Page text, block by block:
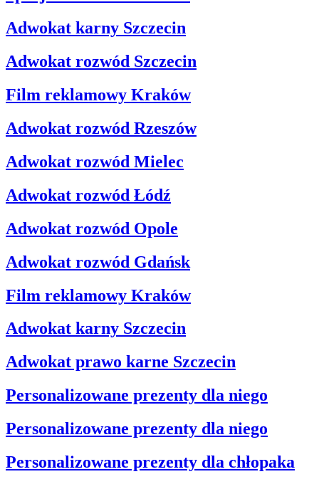
Adwokat karny Szczecin
Adwokat rozwód Szczecin
Film reklamowy Kraków
Adwokat rozwód Rzeszów
Adwokat rozwód Mielec
Adwokat rozwód Łódź
Adwokat rozwód Opole
Adwokat rozwód Gdańsk
Film reklamowy Kraków
Adwokat karny Szczecin
Adwokat prawo karne Szczecin
Personalizowane prezenty dla niego
Personalizowane prezenty dla niego
Personalizowane prezenty dla chłopaka